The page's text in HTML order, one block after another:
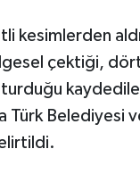
kesimlerden
çektiği,
Türk Belediyesi